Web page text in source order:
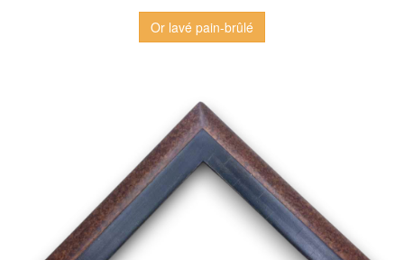
Or lavé pain-brûlé